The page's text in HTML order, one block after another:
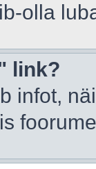
olla
link?
infot,